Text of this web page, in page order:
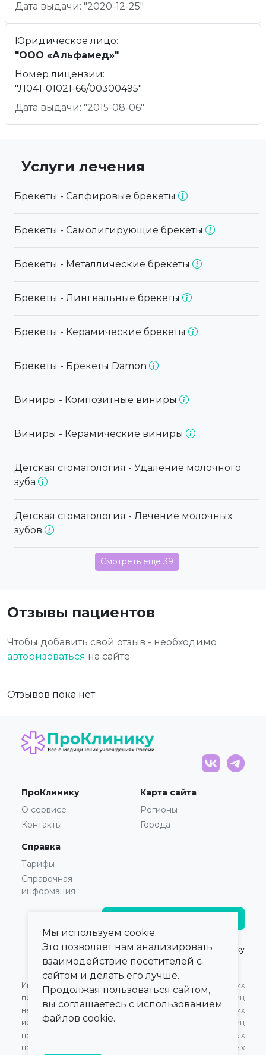
Дата выдачи: "2020-12-25"
Юридическое лицо:
"ООО «Альфамед»"
Номер лицензии:
"Л041-01021-66/00300495"
Дата выдачи: "2015-08-06"
Услуги лечения
Брекеты - Сапфировые брекеты
Брекеты - Самолигирующие брекеты
Брекеты - Металлические брекеты
Брекеты - Лингвальные брекеты
Брекеты - Керамические брекеты
Брекеты - Брекеты Damon
Виниры - Композитные виниры
Виниры - Керамические виниры
Детская стоматология - Удаление молочного
зуба
Детская стоматология - Лечение молочных
зубов
Смотреть еще 39
Отзывы пациентов
Чтобы добавить свой отзыв - необходимо
авторизоваться на сайте.
Отзывов пока нет
ПроКлинику
О сервисе
Контакты
Карта сайта
Регионы
Города
Справка
Тарифы
Справочная
информация
© 2021 — 2026,ПроКлинику
Информация,
представленная на сайте,
не может быть
использована для
постановки диагноза,
назначения лечения и не
Оферта для Юридических
лиц
Оферта для Физических
лиц
Обработка персональных
данных
Мы используем cookie.
Это позволяет нам анализировать
взаимодействие посетителей с
сайтом и делать его лучше.
Продолжая пользоваться сайтом,
вы соглашаетесь с использованием
файлов cookie.